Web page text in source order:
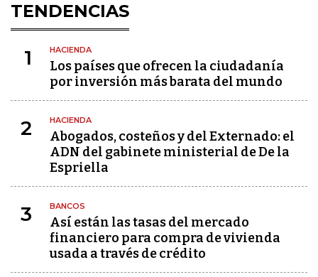
TENDENCIAS
1 HACIENDA
Los países que ofrecen la ciudadanía
por inversión más barata del mundo
2 HACIENDA
Abogados, costeños y del Externado: el
ADN del gabinete ministerial de De la
Espriella
3 BANCOS
Así están las tasas del mercado
financiero para compra de vivienda
usada a través de crédito